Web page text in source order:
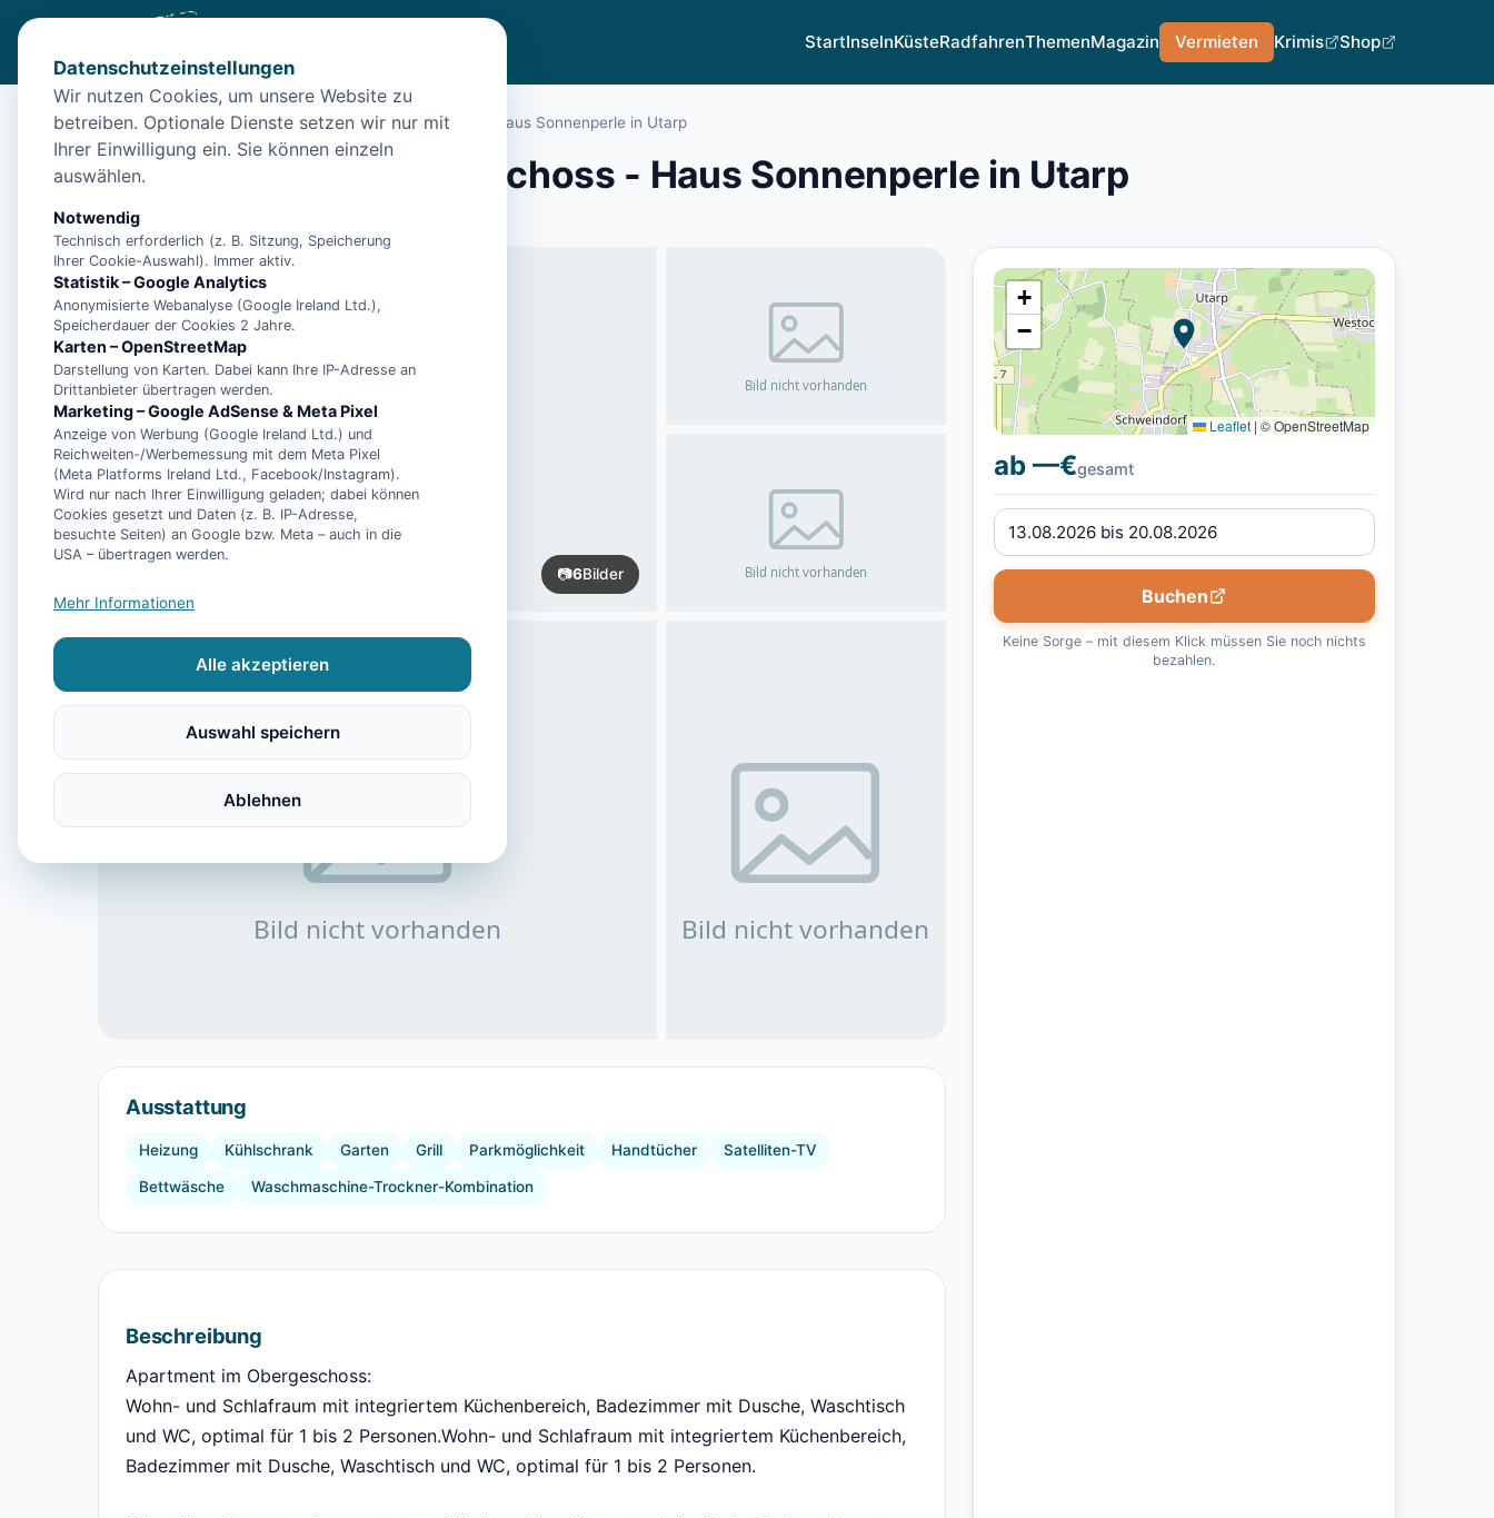
StartInselnKüsteRadfahrenThemenMagazin Vermieten Krimis Shop
Start Unterkünfte Utarp/Apartment im Obergeschoss - Haus Sonnenperle in Utarp
Apartment im Obergeschoss - Haus Sonnenperle in Utarp
26556 Utarp
📷6Bilder
Ausstattung
Heizung Kühlschrank Garten Grill Parkmöglichkeit Handtücher Satelliten-TV
Bettwäsche Waschmaschine-Trockner-Kombination
Beschreibung
Apartment im Obergeschoss:
Wohn- und Schlafraum mit integriertem Küchenbereich, Badezimmer mit Dusche, Waschtisch
und WC, optimal für 1 bis 2 Personen.Wohn- und Schlafraum mit integriertem Küchenbereich,
Badezimmer mit Dusche, Waschtisch und WC, optimal für 1 bis 2 Personen.
+
−
Leaflet | © OpenStreetMap
ab —€gesamt
Buchen
Keine Sorge – mit diesem Klick müssen Sie noch nichts
bezahlen.
Datenschutzeinstellungen
Wir nutzen Cookies, um unsere Website zu
betreiben. Optionale Dienste setzen wir nur mit
Ihrer Einwilligung ein. Sie können einzeln
auswählen.
Notwendig
Technisch erforderlich (z. B. Sitzung, Speicherung
Ihrer Cookie-Auswahl). Immer aktiv.
Statistik – Google Analytics
Anonymisierte Webanalyse (Google Ireland Ltd.),
Speicherdauer der Cookies 2 Jahre.
Karten – OpenStreetMap
Darstellung von Karten. Dabei kann Ihre IP-Adresse an
Drittanbieter übertragen werden.
Marketing – Google AdSense & Meta Pixel
Anzeige von Werbung (Google Ireland Ltd.) und
Reichweiten-/Werbemessung mit dem Meta Pixel
(Meta Platforms Ireland Ltd., Facebook/Instagram).
Wird nur nach Ihrer Einwilligung geladen; dabei können
Cookies gesetzt und Daten (z. B. IP-Adresse,
besuchte Seiten) an Google bzw. Meta – auch in die
USA – übertragen werden.
Mehr Informationen
Alle akzeptieren
Auswahl speichern
Ablehnen